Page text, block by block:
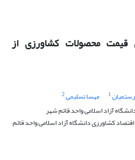
قیمت محصولات کشاورزی از
1 مهسا تسلیمی2
آزاد اسلامی واحد قائم شهر
کشاورزی دانشگاه آزاد اسلامی واحد قائم